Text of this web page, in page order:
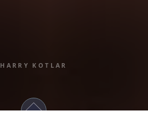
HARRY KOTLAR